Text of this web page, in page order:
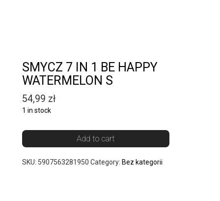
SMYCZ 7 IN 1 BE HAPPY
WATERMELON S
54,99 zł
1 in stock
Add to cart
SKU: 5907563281950 Category: Bez kategorii